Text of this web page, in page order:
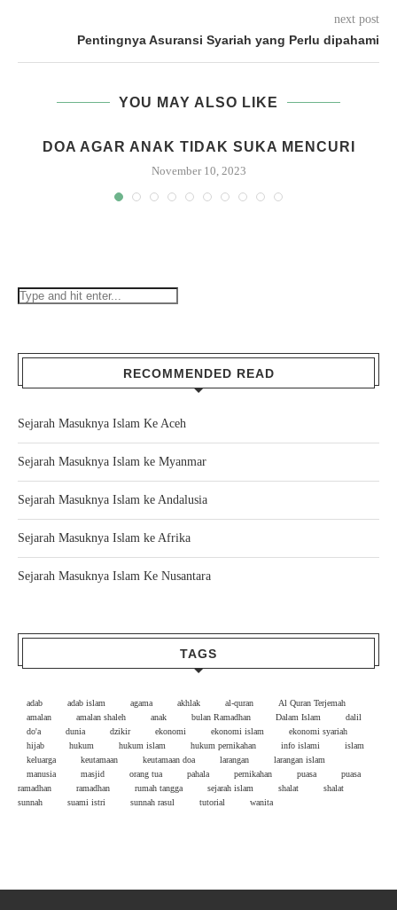
next post
Pentingnya Asuransi Syariah yang Perlu dipahami
YOU MAY ALSO LIKE
DOA AGAR ANAK TIDAK SUKA MENCURI
November 10, 2023
RECOMMENDED READ
Sejarah Masuknya Islam Ke Aceh
Sejarah Masuknya Islam ke Myanmar
Sejarah Masuknya Islam ke Andalusia
Sejarah Masuknya Islam ke Afrika
Sejarah Masuknya Islam Ke Nusantara
TAGS
adab adab islam agama akhlak al-quran
Al Quran Terjemah
amalan
amalan shaleh anak bulan Ramadhan Dalam Islam
dalil
do'a
dunia dzikir ekonomi ekonomi islam
ekonomi syariah
hijab
hukum hukum islam hukum pernikahan info islami
islam
keluarga
keutamaan keutamaan doa larangan
larangan islam
manusia
masjid orang tua pahala pernikahan puasa
puasa
ramadhan
ramadhan rumah tangga sejarah islam shalat
shalat
sunnah
suami istri sunnah rasul tutorial wanita